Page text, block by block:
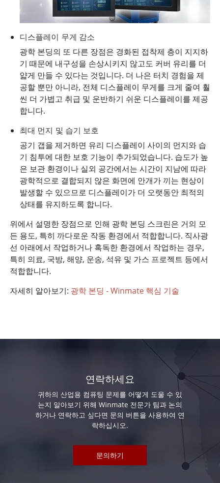
디스플레이 무게 감소
광학 본딩의 또 다른 장점은 경화된 접착제 층이 지지하
기 때문에 내구성을 손상시키지 않고도 커버 유리를 더
얇게 만들 수 있다는 것입니다. 더 나은 터치 경험을 제
공할 뿐만 아니라, 전체 디스플레이 무게를 크게 줄여 훨
씬 더 가볍고 취급 및 운반하기 쉬운 디스플레이를 제공
합니다.
최대 먼지 및 습기 보호
공기 갭을 제거하면 유리 디스플레이 사이의 먼지와 습
기 침투에 대한 보호 기능이 추가되었습니다. 습도가 높
은 보관 환경이나 실외 공간에서는 시간이 지남에 따라
광학적으로 결합되지 않은 화면에 안개가 끼는 현상이
발생할 수 있으므로 디스플레이가 더 오랫동안 최적의
상태를 유지하도록 합니다.
위에서 설명한 장점으로 인해 광학 본딩 스크린은 거의 모
든 용도, 특히 까다로운 작동 환경에서 적합합니다. 직사광
선 아래에서 작업하거나 혹독한 환경에서 작업하는 경우,
특히 의료, 국방, 해양, 운송, 석유 및 가스 프로젝트 등에서
적합합니다.
자세히 알아보기: 광학 본딩 - Winmate 핵심 기술
연락하세요
귀하의 산업용 컴퓨팅 문제를 어떻게 도울 수 있
는지 알아보기 위해 Winmate 전문가 팀과 논의
하거나 연락하고 싶다면 문의 버튼을 사용하여 연
락하십시오.
문의하기